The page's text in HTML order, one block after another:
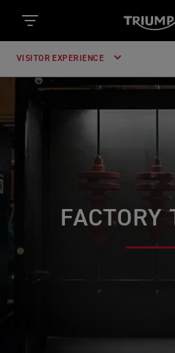
VISITOR EXPERIENCE
FACTORY